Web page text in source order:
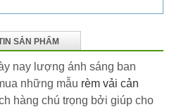
SẢN PHẨM
nay lượng ánh sáng ban
những mẫu rèm vải cản
hàng chú trọng bởi giúp cho